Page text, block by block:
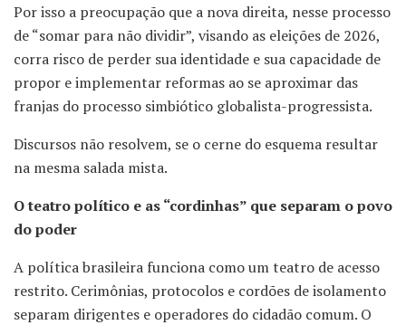
Por isso a preocupação que a nova direita, nesse processo
de “somar para não dividir”, visando as eleições de 2026,
corra risco de perder sua identidade e sua capacidade de
propor e implementar reformas ao se aproximar das
franjas do processo simbiótico globalista-progressista.
Discursos não resolvem, se o cerne do esquema resultar
na mesma salada mista.
O teatro político e as “cordinhas” que separam o povo
do poder
A política brasileira funciona como um teatro de acesso
restrito. Cerimônias, protocolos e cordões de isolamento
separam dirigentes e operadores do cidadão comum. O